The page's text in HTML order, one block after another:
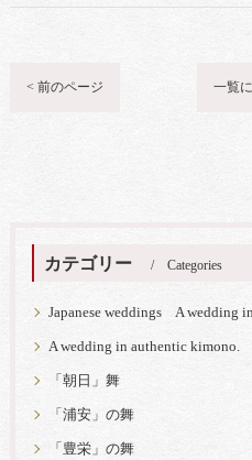
< 前のページ 一覧
カテゴリー Categories
Japanese weddings A wedding
A wedding in authentic kimono.
「朝日」舞
「浦安」の舞
「豊栄」の舞